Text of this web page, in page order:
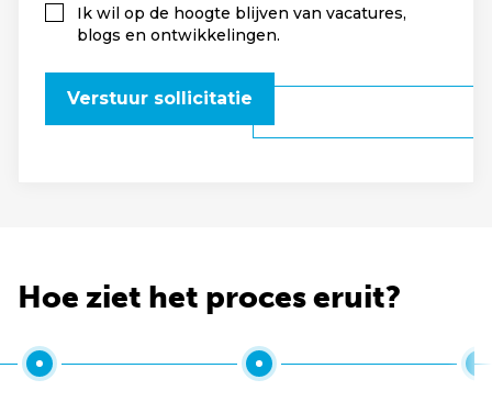
Ik wil op de hoogte blijven van vacatures,
blogs en ontwikkelingen.
Verstuur sollicitatie
Hoe ziet het proces eruit?